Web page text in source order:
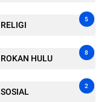
RELIGI
5
ROKAN HULU
8
SOSIAL
2